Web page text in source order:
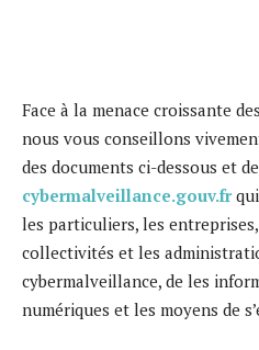
Face à la menace croissante
nous vous conseillons
des documents ci-dessous et
cybermalveillance.gouv.frqui
les particuliers, les
collectivités et les
cybermalveillance, de les
numériques et les moyens de